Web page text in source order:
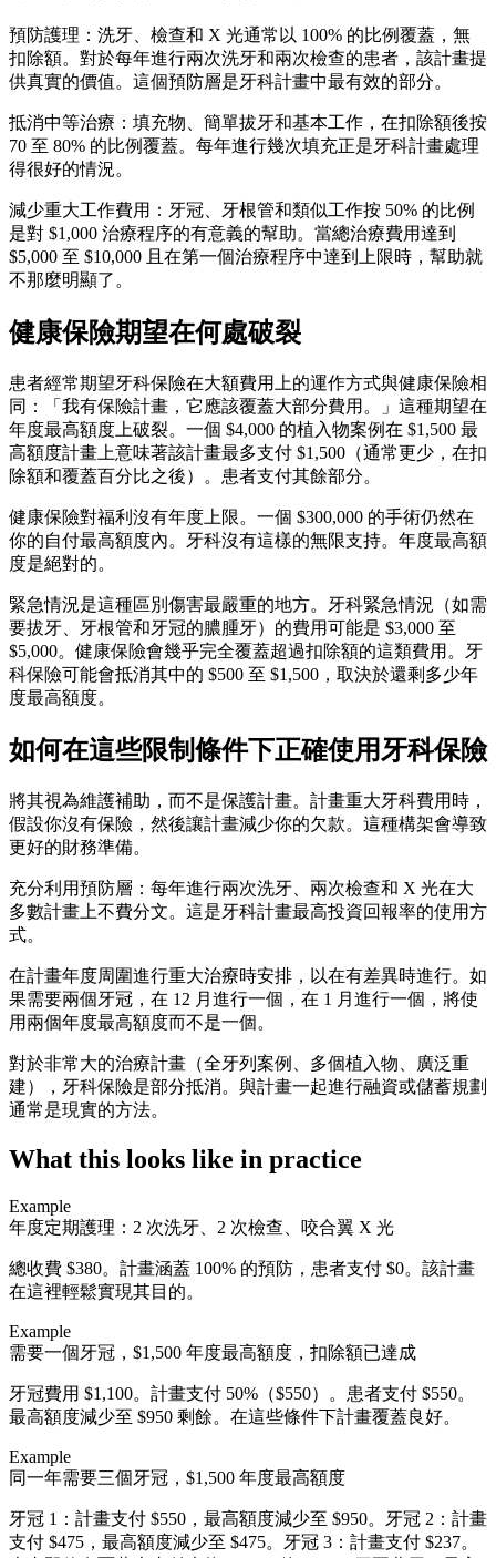
預防護理：洗牙、檢查和 X 光通常以 100% 的比例覆蓋，無
扣除額。對於每年進行兩次洗牙和兩次檢查的患者，該計畫提
供真實的價值。這個預防層是牙科計畫中最有效的部分。
抵消中等治療：填充物、簡單拔牙和基本工作，在扣除額後按
70 至 80% 的比例覆蓋。每年進行幾次填充正是牙科計畫處理
得很好的情況。
減少重大工作費用：牙冠、牙根管和類似工作按 50% 的比例
是對 $1,000 治療程序的有意義的幫助。當總治療費用達到
$5,000 至 $10,000 且在第一個治療程序中達到上限時，幫助就
不那麼明顯了。
健康保險期望在何處破裂
患者經常期望牙科保險在大額費用上的運作方式與健康保險相
同：「我有保險計畫，它應該覆蓋大部分費用。」這種期望在
年度最高額度上破裂。一個 $4,000 的植入物案例在 $1,500 最
高額度計畫上意味著該計畫最多支付 $1,500（通常更少，在扣
除額和覆蓋百分比之後）。患者支付其餘部分。
健康保險對福利沒有年度上限。一個 $300,000 的手術仍然在
你的自付最高額度內。牙科沒有這樣的無限支持。年度最高額
度是絕對的。
緊急情況是這種區別傷害最嚴重的地方。牙科緊急情況（如需
要拔牙、牙根管和牙冠的膿腫牙）的費用可能是 $3,000 至
$5,000。健康保險會幾乎完全覆蓋超過扣除額的這類費用。牙
科保險可能會抵消其中的 $500 至 $1,500，取決於還剩多少年
度最高額度。
如何在這些限制條件下正確使用牙科保險
將其視為維護補助，而不是保護計畫。計畫重大牙科費用時，
假設你沒有保險，然後讓計畫減少你的欠款。這種構架會導致
更好的財務準備。
充分利用預防層：每年進行兩次洗牙、兩次檢查和 X 光在大
多數計畫上不費分文。這是牙科計畫最高投資回報率的使用方
式。
在計畫年度周圍進行重大治療時安排，以在有差異時進行。如
果需要兩個牙冠，在 12 月進行一個，在 1 月進行一個，將使
用兩個年度最高額度而不是一個。
對於非常大的治療計畫（全牙列案例、多個植入物、廣泛重
建），牙科保險是部分抵消。與計畫一起進行融資或儲蓄規劃
通常是現實的方法。
What this looks like in practice
Example
年度定期護理：2 次洗牙、2 次檢查、咬合翼 X 光
總收費 $380。計畫涵蓋 100% 的預防，患者支付 $0。該計畫
在這裡輕鬆實現其目的。
Example
需要一個牙冠，$1,500 年度最高額度，扣除額已達成
牙冠費用 $1,100。計畫支付 50%（$550）。患者支付 $550。
最高額度減少至 $950 剩餘。在這些條件下計畫覆蓋良好。
Example
同一年需要三個牙冠，$1,500 年度最高額度
牙冠 1：計畫支付 $550，最高額度減少至 $950。牙冠 2：計畫
支付 $475，最高額度減少至 $475。牙冠 3：計畫支付 $237。